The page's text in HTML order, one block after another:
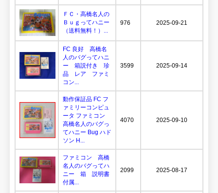
ＦＣ・高橋名人の
Ｂｕｇってハニー
（送料無料！）...
976 2025-09-21
FC 良好 高橋名
人のバグってハニ
ー 箱説付き 珍
品 レア ファミ
コン...
3599 2025-09-14
動作保証品 FC フ
ァミリーコンピュ
ータ ファミコン
高橋名人のバグっ
てハニー Bug ハド
ソン H...
4070 2025-09-10
ファミコン 高橋
名人のバグってハ
ニー 箱 説明書
付属...
2099 2025-08-17